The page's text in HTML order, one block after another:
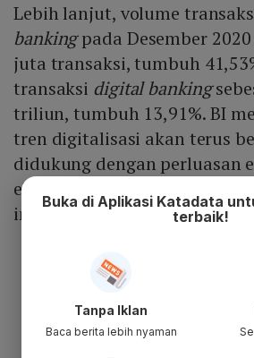
Lebih lanjut, volume
bankingpada Desember
juta transaksi, tumbuh
transaksi digital banking
triliun, tumbuh 13,91%. BI
tren digitalisasi akan terus
didukung dengan perluasan
ekonomi dan keuangan
inklusif.
Buka di Aplikasi Katadata
terbaik!
Tanpa Iklan
Baca berita lebih nyaman